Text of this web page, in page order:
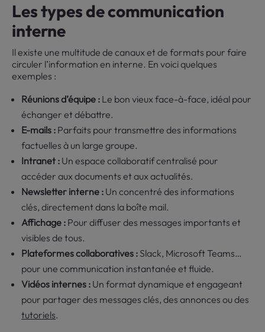
Les types de communication
interne
Il existe une multitude de canaux et de formats pour faire
circuler l’information en interne. En voici quelques
exemples :
Réunions d’équipe : Le bon vieux face-à-face, idéal pour
échanger et débattre.
E-mails : Parfaits pour transmettre des informations
factuelles à un large groupe.
Intranet : Un espace collaboratif centralisé pour
accéder aux documents et aux actualités.
Newsletter interne : Un concentré des informations
clés, directement dans la boîte mail.
Affichage : Pour diffuser des messages importants et
visibles de tous.
Plateformes collaboratives : Slack, Microsoft Teams…
pour une communication instantanée et fluide.
Vidéos internes : Un format dynamique et engageant
pour partager des messages clés, des annonces ou des
tutoriels.